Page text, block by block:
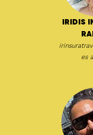
Iridis
es